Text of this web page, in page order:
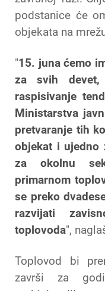
podstanice će
objekata na
"15. juna ćemo
za svih
raspisivanje
Ministarstva
pretvaranje tih
objekat i ujedno
za okolnu
primarnom
se preko
razvijati
toplovoda",
Toplovod bi
završi za